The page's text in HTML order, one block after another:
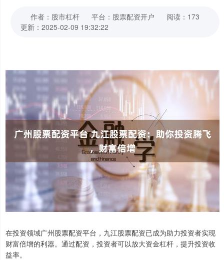
作者：股市杠杆 平台：股票配资开户
阅读：173
更新：2025-02-09 19:32:22
在投资领域广州股票配资平台，九江股票配资已成为助力投资者实现
财富倍增的利器。通过配资，投资者可以放大资金杠杆，提升投资收
益率。